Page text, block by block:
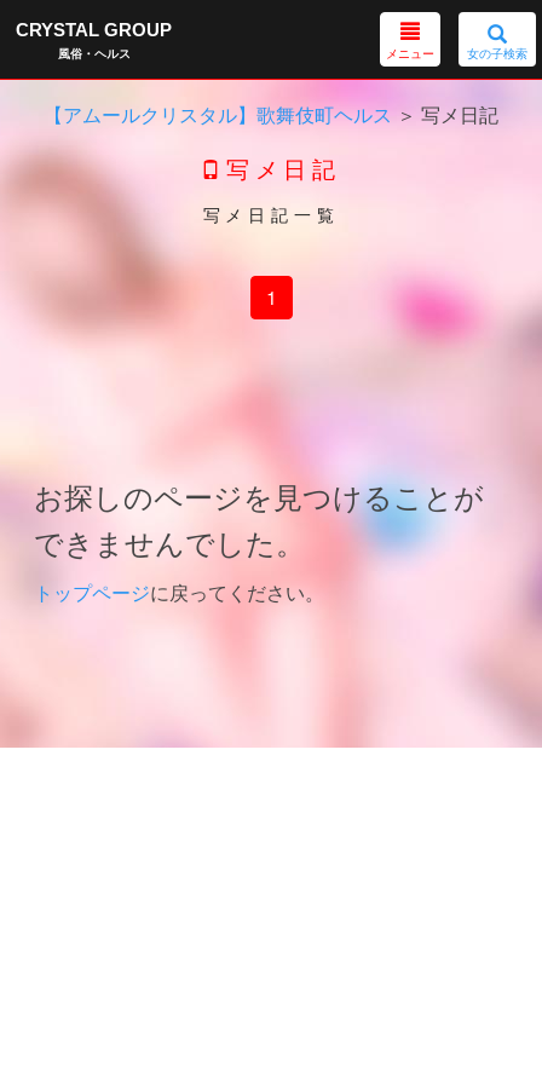
女の子検索
メニュー
CRYSTAL GROUP
風俗・ヘルス
【アムールクリスタル】歌舞伎町ヘルス ＞ 写メ日記
写メ日記
写メ日記一覧
1
お探しのページを見つけることが
できませんでした。
トップページに戻ってください。